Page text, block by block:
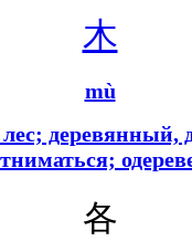
木
mù
лес;
各